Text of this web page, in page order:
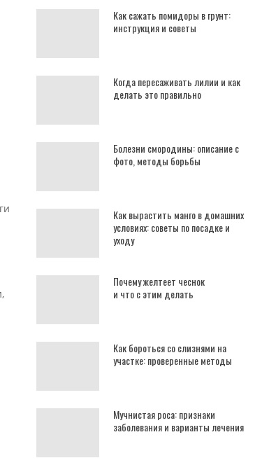
Как сажать помидоры в грунт:
инструкция и советы
Когда пересаживать лилии и как
делать это правильно
Болезни смородины: описание с
фото, методы борьбы
Как вырастить манго в домашних
условиях: советы по посадке и
уходу
Почему желтеет чеснок
и что с этим делать
Как бороться со слизнями на
участке: проверенные методы
Мучнистая роса: признаки
заболевания и варианты лечения